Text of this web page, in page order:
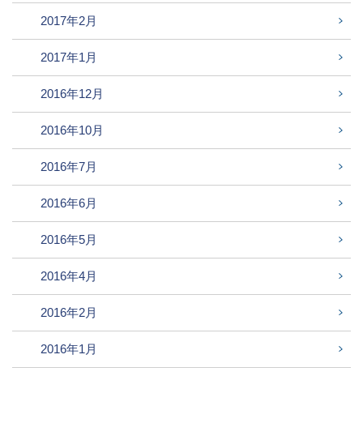
2017年2月
2017年1月
2016年12月
2016年10月
2016年7月
2016年6月
2016年5月
2016年4月
2016年2月
2016年1月